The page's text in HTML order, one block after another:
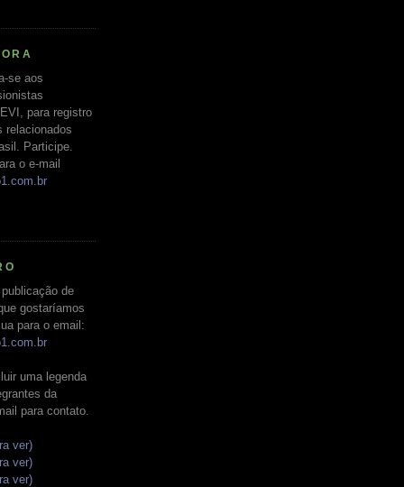
se aos
para registro
relacionados
Participe.
o e-mail
de
gostaríamos
para o email:
uma legenda
da
para contato.
ver)
ver)
ver)